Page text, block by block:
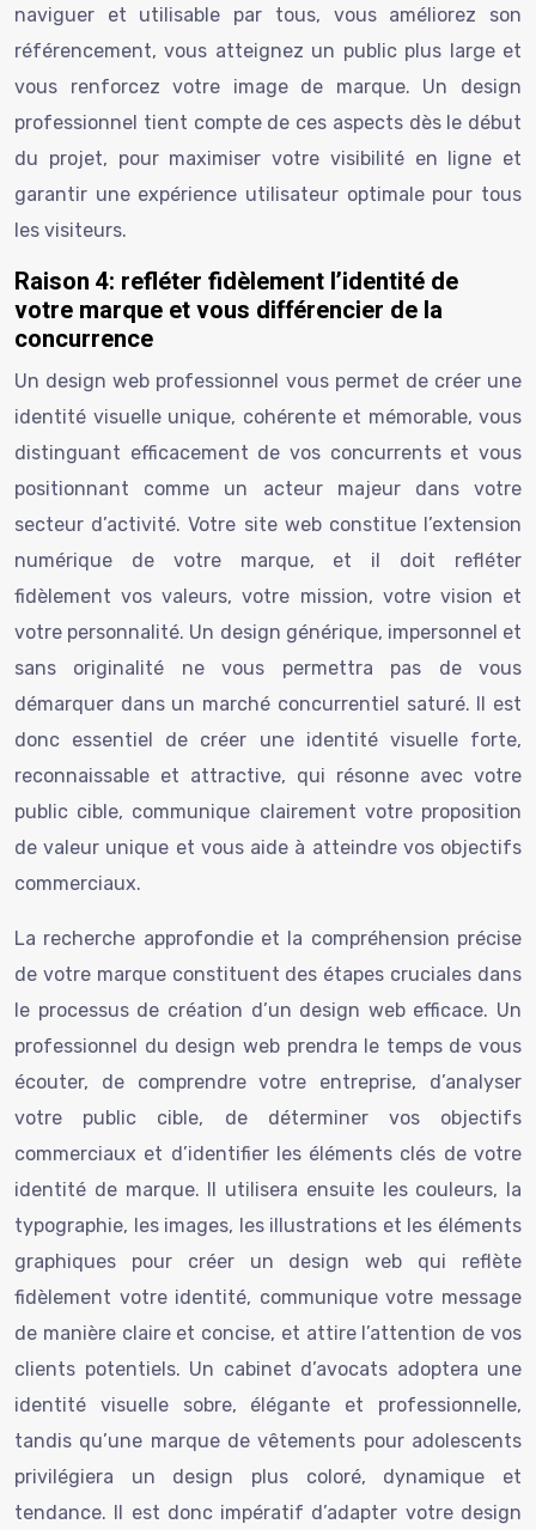
naviguer et utilisable par tous, vous améliorez son
référencement, vous atteignez un public plus large et
vous renforcez votre image de marque. Un design
professionnel tient compte de ces aspects dès le début
du projet, pour maximiser votre visibilité en ligne et
garantir une expérience utilisateur optimale pour tous
les visiteurs.
Raison 4: refléter fidèlement l’identité de
votre marque et vous différencier de la
concurrence
Un design web professionnel vous permet de créer une
identité visuelle unique, cohérente et mémorable, vous
distinguant efficacement de vos concurrents et vous
positionnant comme un acteur majeur dans votre
secteur d’activité. Votre site web constitue l’extension
numérique de votre marque, et il doit refléter
fidèlement vos valeurs, votre mission, votre vision et
votre personnalité. Un design générique, impersonnel et
sans originalité ne vous permettra pas de vous
démarquer dans un marché concurrentiel saturé. Il est
donc essentiel de créer une identité visuelle forte,
reconnaissable et attractive, qui résonne avec votre
public cible, communique clairement votre proposition
de valeur unique et vous aide à atteindre vos objectifs
commerciaux.
La recherche approfondie et la compréhension précise
de votre marque constituent des étapes cruciales dans
le processus de création d’un design web efficace. Un
professionnel du design web prendra le temps de vous
écouter, de comprendre votre entreprise, d’analyser
votre public cible, de déterminer vos objectifs
commerciaux et d’identifier les éléments clés de votre
identité de marque. Il utilisera ensuite les couleurs, la
typographie, les images, les illustrations et les éléments
graphiques pour créer un design web qui reflète
fidèlement votre identité, communique votre message
de manière claire et concise, et attire l’attention de vos
clients potentiels. Un cabinet d’avocats adoptera une
identité visuelle sobre, élégante et professionnelle,
tandis qu’une marque de vêtements pour adolescents
privilégiera un design plus coloré, dynamique et
tendance. Il est donc impératif d’adapter votre design